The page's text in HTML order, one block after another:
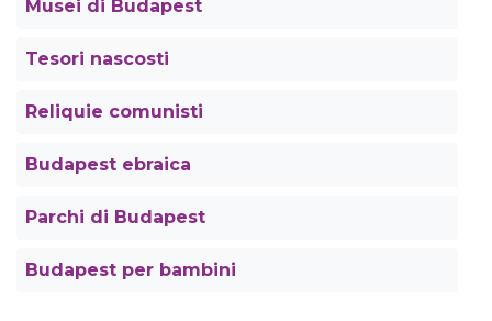
Musei di Budapest
Tesori nascosti
Reliquie comunisti
Budapest ebraica
Parchi di Budapest
Budapest per bambini